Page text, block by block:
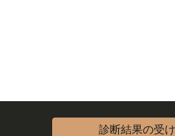
診断結果の受